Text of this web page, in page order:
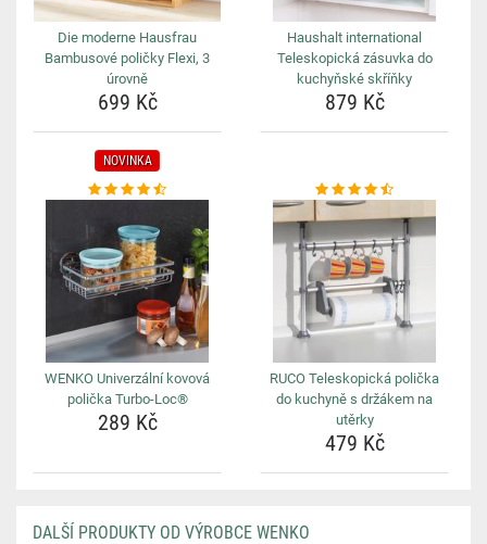
Die moderne Hausfrau
Bambusové poličky Flexi, 3
úrovně
699 Kč
Haushalt international
Teleskopická zásuvka do
kuchyňské skříňky
879 Kč
NOVINKA
WENKO Univerzální kovová
polička Turbo-Loc®
289 Kč
RUCO Teleskopická polička
do kuchyně s držákem na
utěrky
479 Kč
DALŠÍ PRODUKTY OD VÝROBCE WENKO